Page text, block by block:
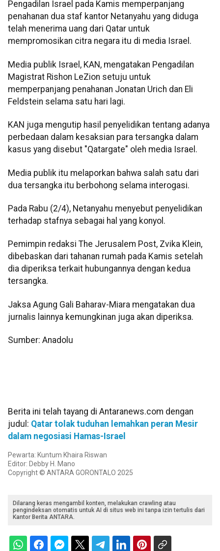
Pengadilan Israel pada Kamis memperpanjang
penahanan dua staf kantor Netanyahu yang diduga
telah menerima uang dari Qatar untuk
mempromosikan citra negara itu di media Israel.
Media publik Israel, KAN, mengatakan Pengadilan
Magistrat Rishon LeZion setuju untuk
memperpanjang penahanan Jonatan Urich dan Eli
Feldstein selama satu hari lagi.
KAN juga mengutip hasil penyelidikan tentang adanya
perbedaan dalam kesaksian para tersangka dalam
kasus yang disebut "Qatargate" oleh media Israel.
Media publik itu melaporkan bahwa salah satu dari
dua tersangka itu berbohong selama interogasi.
Pada Rabu (2/4), Netanyahu menyebut penyelidikan
terhadap stafnya sebagai hal yang konyol.
Pemimpin redaksi The Jerusalem Post, Zvika Klein,
dibebaskan dari tahanan rumah pada Kamis setelah
dia diperiksa terkait hubungannya dengan kedua
tersangka.
Jaksa Agung Gali Baharav-Miara mengatakan dua
jurnalis lainnya kemungkinan juga akan diperiksa.
Sumber: Anadolu
Berita ini telah tayang di Antaranews.com dengan
judul: Qatar tolak tuduhan lemahkan peran Mesir
dalam negosiasi Hamas-Israel
Pewarta: Kuntum Khaira Riswan
Editor: Debby H. Mano
Copyright © ANTARA GORONTALO 2025
Dilarang keras mengambil konten, melakukan crawling atau
pengindeksan otomatis untuk AI di situs web ini tanpa izin tertulis dari
Kantor Berita ANTARA.